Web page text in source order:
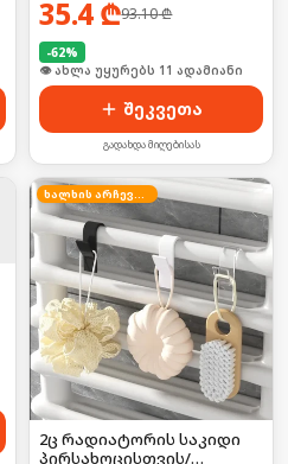
35.4₾93.10₾
-62%
🛒 ბოლო 24სთ-ში იყიდა 16-მა
შეკვეთა
გადახდა მიღებისას
2ც რადიატორის საკიდი
პირსახოცისთვის/